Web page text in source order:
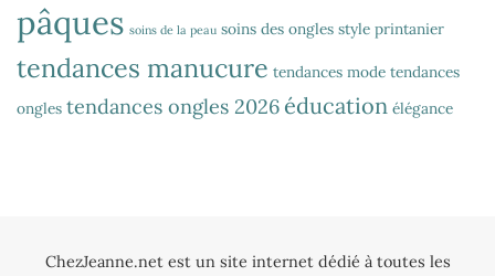
pâques soins de la peau soins des ongles style printanier
tendances manucure tendances mode tendances
ongles tendances ongles 2026 éducation élégance
ChezJeanne.net est un site internet dédié à toutes les